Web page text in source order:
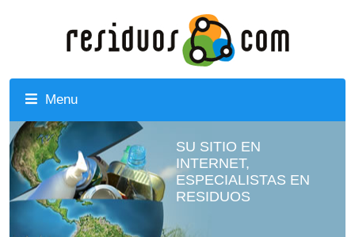
Menu
SU SITIO EN
INTERNET,
ESPECIALISTAS EN
RESIDUOS